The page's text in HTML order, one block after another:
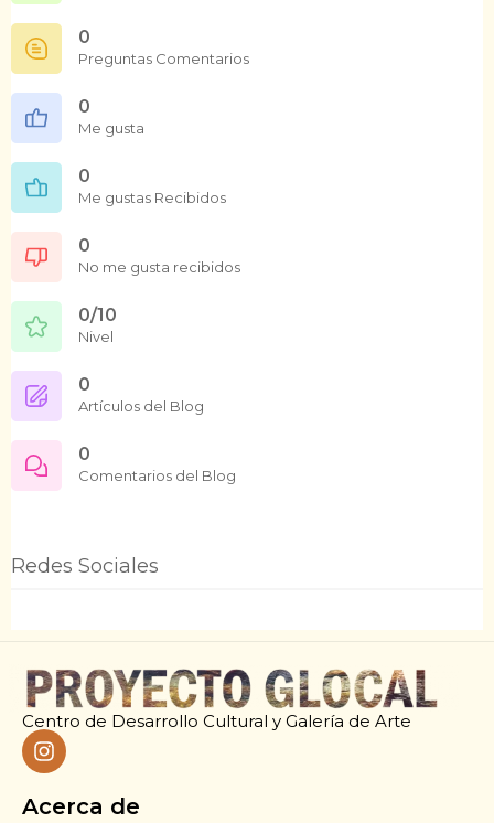
0
Preguntas Comentarios
0
Me gusta
0
Me gustas Recibidos
0
No me gusta recibidos
0/10
Nivel
0
Artículos del Blog
0
Comentarios del Blog
Redes Sociales
Centro de Desarrollo Cultural y Galería de Arte
Acerca de